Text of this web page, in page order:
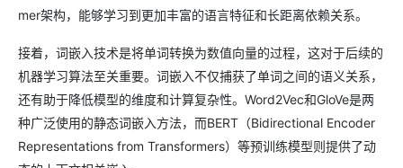
mer架构，能够学习到更加丰富的语言特征和长距离依赖关系。
接着，词嵌入技术是将单词转换为数值向量的过程，这对于后续的
机器学习算法至关重要。词嵌入不仅捕获了单词之间的语义关系，
还有助于降低模型的维度和计算复杂性。Word2Vec和GloVe是两
种广泛使用的静态词嵌入方法，而BERT（Bidirectional Encoder
Representations from Transformers）等预训练模型则提供了动